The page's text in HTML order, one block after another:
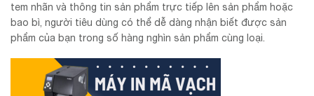
tem nhãn và thông tin sản phẩm trực tiếp lên sản phẩm hoặc
bao bì, người tiêu dùng có thể dễ dàng nhận biết được sản
phẩm của bạn trong số hàng nghìn sản phẩm cùng loại.